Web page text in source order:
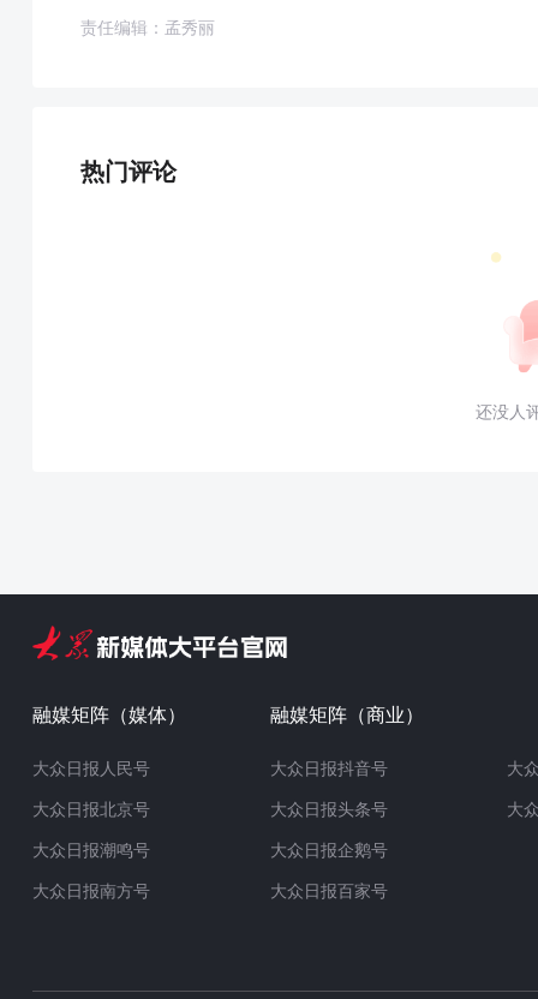
责任编辑：孟秀丽
热门评论
还没人
融媒矩阵（媒体）
大众日报人民号
大众日报北京号
大众日报潮鸣号
大众日报南方号
融媒矩阵（商业）
大众日报抖音号
大众日报头条号
大众日报企鹅号
大众日报百家号
大
大